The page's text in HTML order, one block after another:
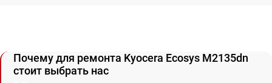
Почему для ремонта Kyocera Ecosys M2135dn
стоит выбрать нас